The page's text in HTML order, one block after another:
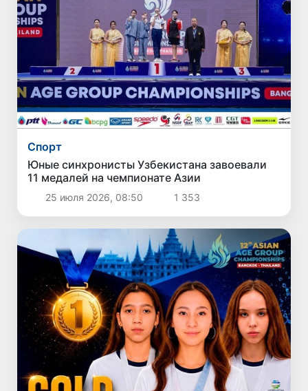
Спорт
Юные синхронисты Узбекистана завоевали
11 медалей на чемпионате Азии
25 июля 2026, 08:50 1 353